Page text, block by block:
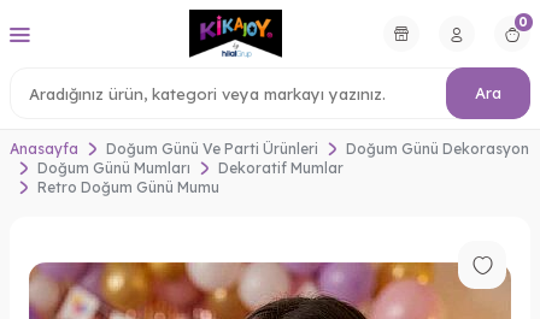
Ara
0
Anasayfa Doğum Günü Ve Parti Ürünleri
Doğum Günü Dekorasyon
Doğum Günü Mumları
Dekoratif Mumlar
Retro Doğum Günü Mumu